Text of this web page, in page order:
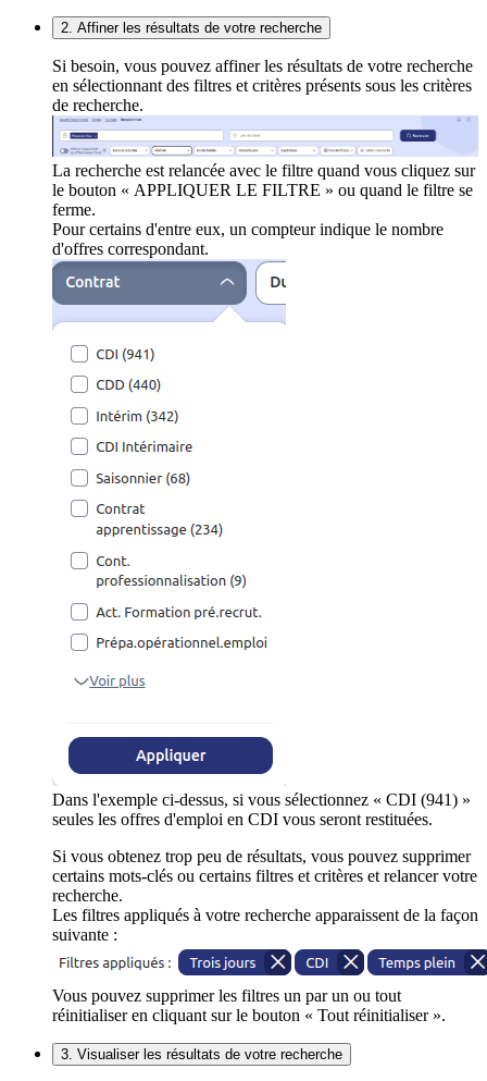
2. Affiner les résultats de votre recherche
Si besoin, vous pouvez affiner les résultats de votre recherche
en sélectionnant des filtres et critères présents sous les critères
de recherche.
La recherche est relancée avec le filtre quand vous cliquez sur
le bouton « APPLIQUER LE FILTRE » ou quand le filtre se
ferme.
Pour certains d'entre eux, un compteur indique le nombre
d'offres correspondant.
Dans l'exemple ci-dessus, si vous sélectionnez « CDI (941) »
seules les offres d'emploi en CDI vous seront restituées.
Si vous obtenez trop peu de résultats, vous pouvez supprimer
certains mots-clés ou certains filtres et critères et relancer votre
recherche.
Les filtres appliqués à votre recherche apparaissent de la façon
suivante :
Vous pouvez supprimer les filtres un par un ou tout
réinitialiser en cliquant sur le bouton « Tout réinitialiser ».
3. Visualiser les résultats de votre recherche